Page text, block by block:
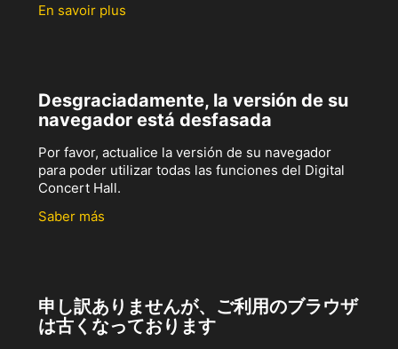
En savoir plus
Desgraciadamente, la versión de su
navegador está desfasada
Por favor, actualice la versión de su navegador
para poder utilizar todas las funciones del Digital
Concert Hall.
Saber más
申し訳ありませんが、ご利用のブラウザ
は古くなっております